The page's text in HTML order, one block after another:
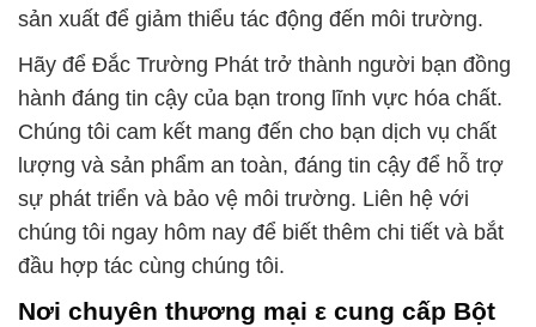
sản xuất để giảm thiểu tác động đến môi trường.
Hãy để Đắc Trường Phát trở thành người bạn đồng
hành đáng tin cậy của bạn trong lĩnh vực hóa chất.
Chúng tôi cam kết mang đến cho bạn dịch vụ chất
lượng và sản phẩm an toàn, đáng tin cậy để hỗ trợ
sự phát triển và bảo vệ môi trường. Liên hệ với
chúng tôi ngay hôm nay để biết thêm chi tiết và bắt
đầu hợp tác cùng chúng tôi.
Nơi chuyên thương mại ε cung cấp Bột